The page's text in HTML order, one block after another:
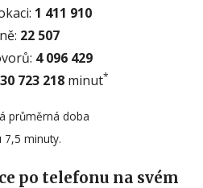
1 411 910
22 507
4 096 429
30 723 218 minut*
průměrná doba
minuty.
po telefonu na svém